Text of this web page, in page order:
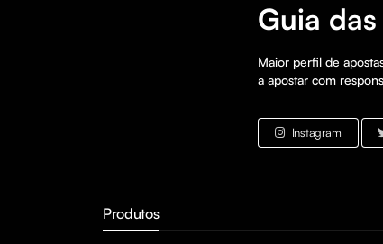
Guia
Maior perfil de
a apostar com
Instagram
Produtos